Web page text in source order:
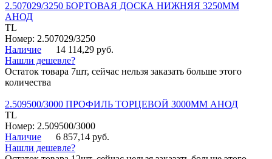
2.507029/3250 БОРТОВАЯ ДОСКА НИЖНЯЯ 3250ММ
АНОД
TL
Номер: 2.507029/3250
Наличие
14 114,29 руб.
Нашли дешевле?
Остаток товара 7шт, сейчас нельзя заказать больше этого
количества
2.509500/3000 ПРОФИЛЬ ТОРЦЕВОЙ 3000ММ АНОД
TL
Номер: 2.509500/3000
Наличие
6 857,14 руб.
Нашли дешевле?